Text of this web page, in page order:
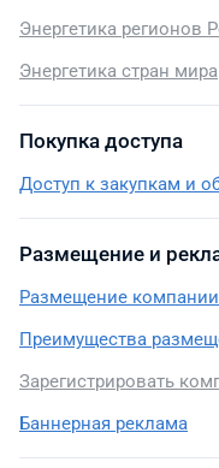
Энергетика регионов
Энергетика стран мира
Покупка доступа
Доступ к закупкам и
Размещение и
Размещение
Преимущества
Зарегистрировать
Баннерная реклама